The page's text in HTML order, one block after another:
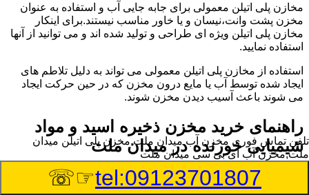
مخازن پلی اتیلن معمولی برای جابه جایی آب و استفاده به عنوان
مخزن پشت وانت،نیسان و یا خاور مناسب نیستند.برای اینکار
مخازن پلی اتیلن ویژه ای طراحی و تولید شده اند و می توانید از آنها
استفاده نمایید.
استفاده از مخازن پلی اتیلن معمولی می تواند به دلیل تلاطم های
ایجاد شده توسط آب یا مایع درون مخزن که در حین حرکت ایجاد
می شوند باعث آسیب دیدن مخزن شوند.
راهنمای خرید مخزن ذخیره اسید و مواد
شیمیایی خورنده در میدان ملت
مخزن ذخیره اسید و مواد شیمیایی باید به گونه ای تولید شوند که
بتوانند در برابر چگالی نسبتا بالا و خورندگی انواع اسیدها مقاومت
تلفن تماس فوری مخزن آب میدان ملت,مخزن پلی اتیلن میدان
ملت,مخزن آب ای بی سی میدان ملت
tel:09123701807
☞☏